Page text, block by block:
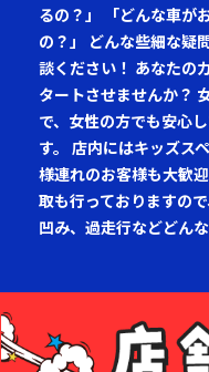
るの？」 「どんな車が
の？」 どんな些細な疑
談ください！ あなたの
タートさせませんか？
で、女性の方でも安心
す。 店内にはキッズス
様連れのお客様も大歓
取も行っておりますの
凹み、過走行などどん